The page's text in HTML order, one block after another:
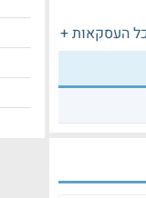
העסקאות +